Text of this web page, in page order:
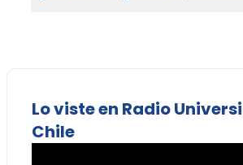
Lo viste en Radio
Chile